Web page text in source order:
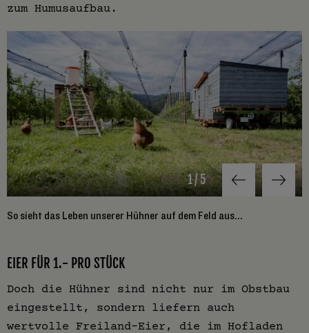
zum Humusaufbau.
1/5
So sieht das Leben unserer Hühner auf dem Feld aus...
EIER FÜR 1.- PRO STÜCK
Doch die Hühner sind nicht nur im Obstbau
eingestellt, sondern liefern auch
wertvolle Freiland-Eier, die im Hofladen